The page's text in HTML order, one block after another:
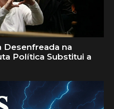
Desenfreada na
Política Substitui a